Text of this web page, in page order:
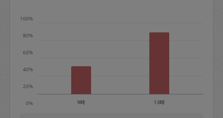
相当で料金設定されています。
0%
20%
40%
60%
80%
100%
9時 13時